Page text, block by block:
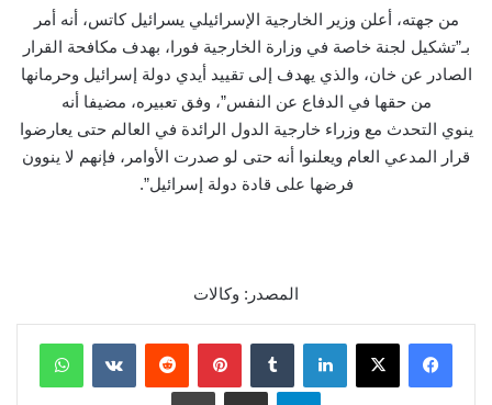
من جهته، أعلن وزير الخارجية الإسرائيلي يسرائيل كاتس، أنه أمر
بـ”تشكيل لجنة خاصة في وزارة الخارجية فورا، بهدف مكافحة القرار
الصادر عن خان، والذي يهدف إلى تقييد أيدي دولة إسرائيل وحرمانها
من حقها في الدفاع عن النفس”، وفق تعبيره، مضيفا أنه
ينوي التحدث مع وزراء خارجية الدول الرائدة في العالم حتى يعارضوا
قرار المدعي العام ويعلنوا أنه حتى لو صدرت الأوامر، فإنهم لا ينوون
فرضها على قادة دولة إسرائيل”.
المصدر: وكالات
لينكدإن بينتيريست
تيلقرام مشاركة عبر البريد طباعة